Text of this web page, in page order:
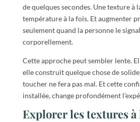
de quelques secondes. Une texture à
température à la fois. Et augmenter
seulement quand la personne le
corporellement.
Cette approche peut sembler lente.
elle construit quelque chose de
toucher ne fera pas mal. Et cette
installée, change profondément
Explorer les textures à